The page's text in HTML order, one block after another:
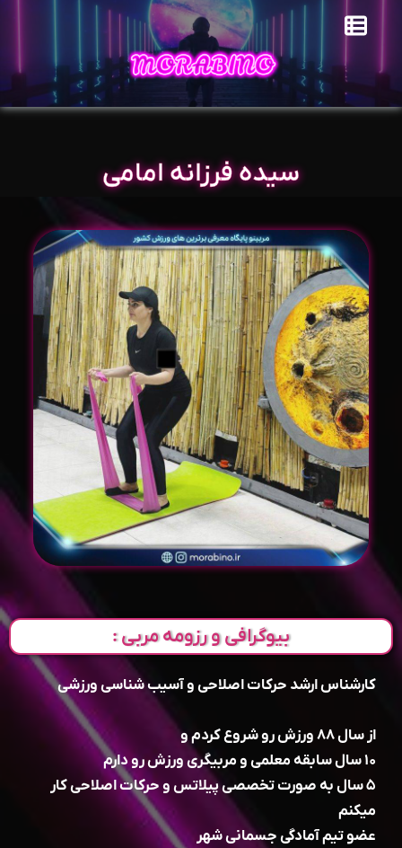
سیده فرزانه امامی
بیوگرافی و رزومه مربی :
کارشناس ارشد حرکات اصلاحی و آسیب شناسی ورزشی
از سال ۸۸ ورزش رو شروع کردم و
۱۰ سال سابقه معلمی و مربیگری ورزش رو دارم
۵ سال به صورت تخصصی پیلاتس و حرکات اصلاحی کار
میکنم
عضو تیم آمادگی جسمانی شهر